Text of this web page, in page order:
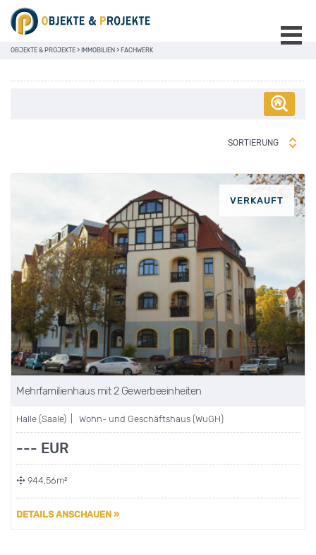
OBJEKTE & PROJEKTE > IMMOBILIEN > FACHWERK
SORTIERUNG
VERKAUFT
Mehrfamilienhaus mit 2 Gewerbeeinheiten
Halle (Saale) | Wohn- und Geschäftshaus (WuGH)
--- EUR
944,56m²
DETAILS ANSCHAUEN »